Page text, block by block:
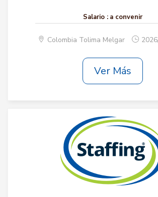
Salario : a convenir
Colombia Tolima Melgar
Ver Más